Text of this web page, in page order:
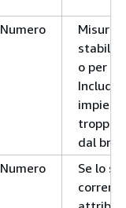
Numero
Misura
o per
Include
troppe
dal
Numero
Se lo